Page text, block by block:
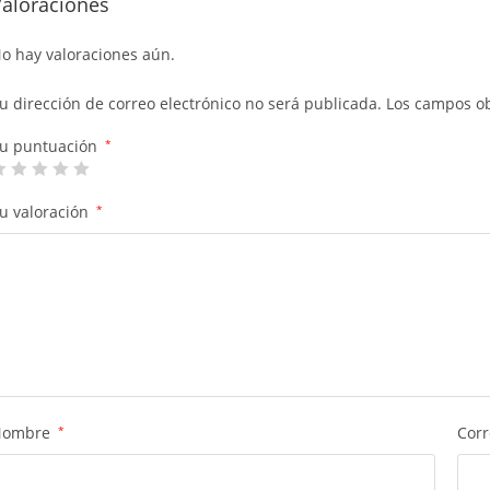
hay valoraciones aún.
dirección de correo electrónico no será publicada. Los campos
puntuación *
valoración *
*